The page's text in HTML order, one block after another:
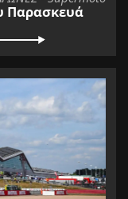
Παρασκευά